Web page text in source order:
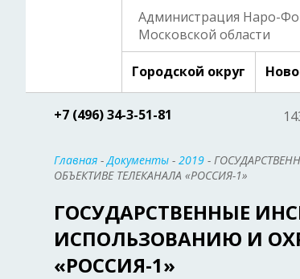
Администрация Наро-
Московской области
Городской округ
+7 (496) 34-3-51-81
Главная -Документы - 2019 -
ОБЪЕКТИВЕ ТЕЛЕКАНАЛА «РОССИЯ-1»
ГОСУДАРСТВЕННЫЕ
ИСПОЛЬЗОВАНИЮ И
«РОССИЯ-1»